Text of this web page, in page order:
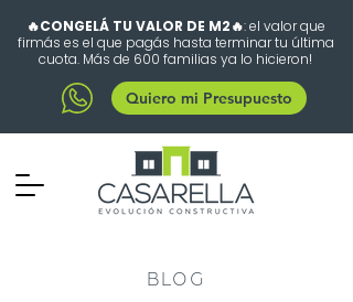
🔥CONGELÁ TU VALOR DE M2🔥: el valor que
firmás es el que pagás hasta terminar tu última
cuota. Más de 600 familias ya lo hicieron!
Quiero mi Presupuesto
BLOG